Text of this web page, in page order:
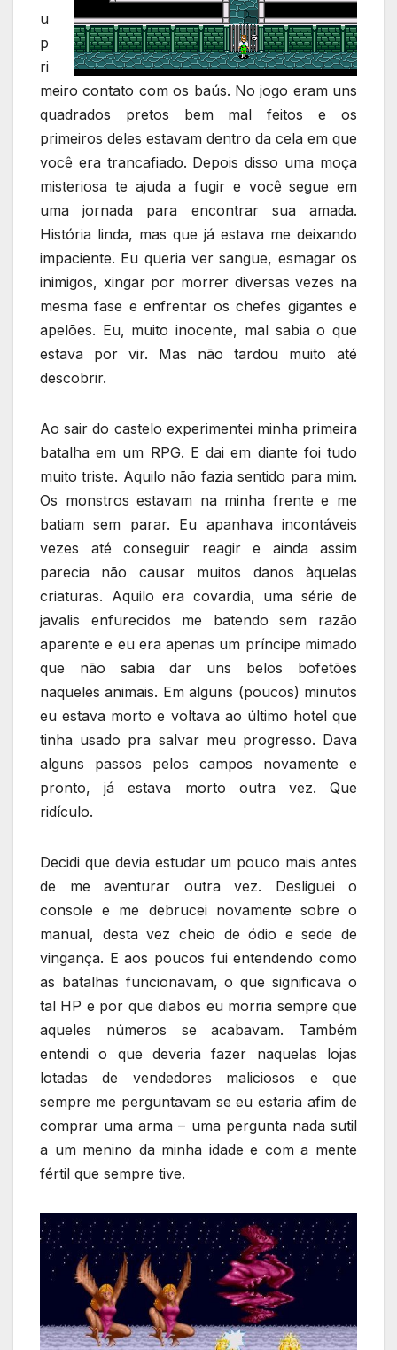
u
p
ri
meiro contato com os baús. No jogo eram uns
quadrados pretos bem mal feitos e os
primeiros deles estavam dentro da cela em que
você era trancafiado. Depois disso uma moça
misteriosa te ajuda a fugir e você segue em
uma jornada para encontrar sua amada.
História linda, mas que já estava me deixando
impaciente. Eu queria ver sangue, esmagar os
inimigos, xingar por morrer diversas vezes na
mesma fase e enfrentar os chefes gigantes e
apelões. Eu, muito inocente, mal sabia o que
estava por vir. Mas não tardou muito até
descobrir.
Ao sair do castelo experimentei minha primeira
batalha em um RPG. E dai em diante foi tudo
muito triste. Aquilo não fazia sentido para mim.
Os monstros estavam na minha frente e me
batiam sem parar. Eu apanhava incontáveis
vezes até conseguir reagir e ainda assim
parecia não causar muitos danos àquelas
criaturas. Aquilo era covardia, uma série de
javalis enfurecidos me batendo sem razão
aparente e eu era apenas um príncipe mimado
que não sabia dar uns belos bofetões
naqueles animais. Em alguns (poucos) minutos
eu estava morto e voltava ao último hotel que
tinha usado pra salvar meu progresso. Dava
alguns passos pelos campos novamente e
pronto, já estava morto outra vez. Que
ridículo.
Decidi que devia estudar um pouco mais antes
de me aventurar outra vez. Desliguei o
console e me debrucei novamente sobre o
manual, desta vez cheio de ódio e sede de
vingança. E aos poucos fui entendendo como
as batalhas funcionavam, o que significava o
tal HP e por que diabos eu morria sempre que
aqueles números se acabavam. Também
entendi o que deveria fazer naquelas lojas
lotadas de vendedores maliciosos e que
sempre me perguntavam se eu estaria afim de
comprar uma arma – uma pergunta nada sutil
a um menino da minha idade e com a mente
fértil que sempre tive.